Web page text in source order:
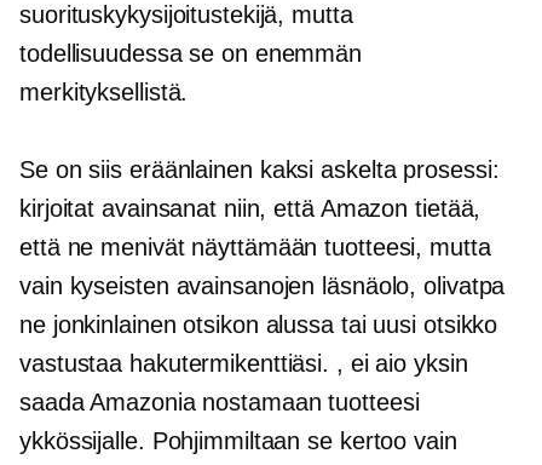
suorituskykysijoitustekijä, mutta
todellisuudessa se on enemmän
merkityksellistä.
Se on siis eräänlainen kaksi askeltaprosessi:
kirjoitat avainsanat niin, että Amazon tietää,
että ne menivät näyttämään tuotteesi, mutta
vain kyseisten avainsanojen läsnäolo, olivatpa
ne jonkinlainen otsikon alussa tai uusi otsikko
vastustaa hakutermikenttiäsi. , ei aio yksin
saada Amazonia nostamaan tuotteesi
ykkössijalle. Pohjimmiltaan se kertoo vain